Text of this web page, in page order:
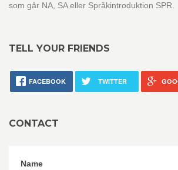
som går NA, SA eller Språkintroduktion SPR.
TELL YOUR FRIENDS
FACEBOOK TWITTER
CONTACT
Name